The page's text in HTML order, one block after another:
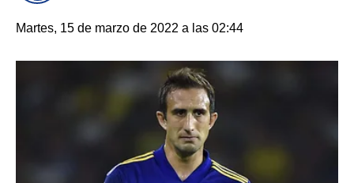
Martes, 15 de marzo de 2022 a las 02:44